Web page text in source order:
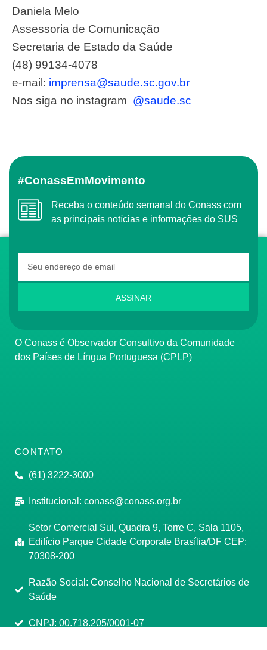
Daniela Melo
Assessoria de Comunicação
Secretaria de Estado da Saúde
(48) 99134-4078
e-mail: imprensa@saude.sc.gov.br
Nos siga no instagram @saude.sc
#ConassEmMovimento
Receba o conteúdo semanal do Conass com
as principais notícias e informações do SUS
ASSINAR
O Conass é Observador Consultivo da Comunidade
dos Países de Língua Portuguesa (CPLP)
CONTATO
(61) 3222-3000
Institucional: conass@conass.org.br
Setor Comercial Sul, Quadra 9, Torre C, Sala 1105,
Edifício Parque Cidade Corporate Brasília/DF CEP:
70308-200
Razão Social: Conselho Nacional de Secretários de
Saúde
CNPJ: 00.718.205/0001-07